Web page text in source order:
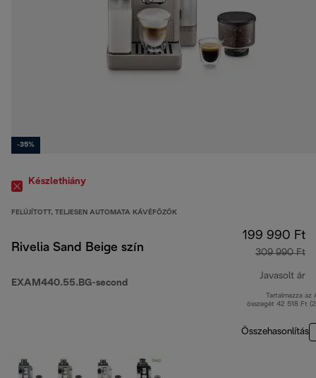
-35%
Készlethiány
FELÚJÍTOTT, TELJESEN AUTOMATA KÁVÉFŐZŐK
Rivelia Sand Beige szín
EXAM440.55.BG-second
199 990 Ft
309 990 Ft
Javasolt ár
Tartalmazza az
összegét 42 518 Ft
Összehasonlítás